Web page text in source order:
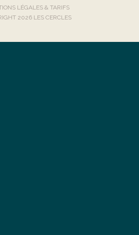
LÉGALES & TARIFS
2026 LES CERCLES